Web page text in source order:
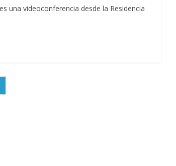
una videoconferencia desde la Residencia